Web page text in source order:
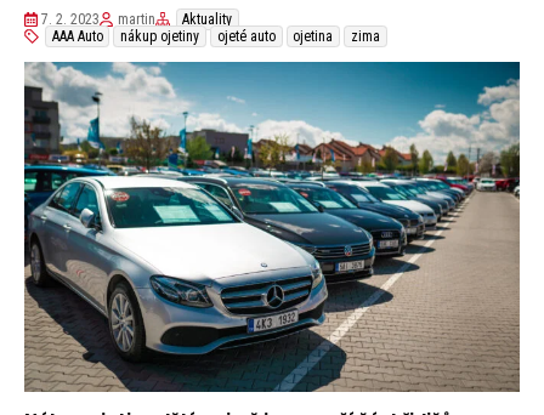
7. 2. 2023 martin
Aktuality
AAA Auto
nákup ojetiny ojeté auto ojetina zima